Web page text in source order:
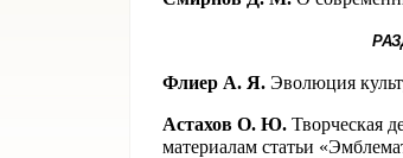
Флиер А. Я.Эволюция
Астахов О. Ю. Творческая
материалам статьи